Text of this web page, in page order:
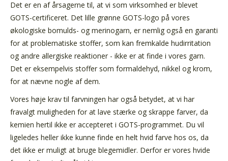
Det er en af årsagerne til, at vi som virksomhed er blevet
GOTS-certificeret. Det lille grønne GOTS-logo på vores
økologiske bomulds- og merinogarn, er nemlig også en garanti
for at problematiske stoffer, som kan fremkalde hudirritation
og andre allergiske reaktioner - ikke er at finde i vores garn.
Det er eksempelvis stoffer som formaldehyd, nikkel og krom,
for at nævne nogle af dem.
Vores høje krav til farvningen har også betydet, at vi har
fravalgt muligheden for at lave stærke og skrappe farver, da
kemien hertil ikke er accepteret i GOTS-programmet. Du vil
ligeledes heller ikke kunne finde en helt hvid farve hos os, da
det ikke er muligt at bruge blegemidler. Derfor er vores hvide